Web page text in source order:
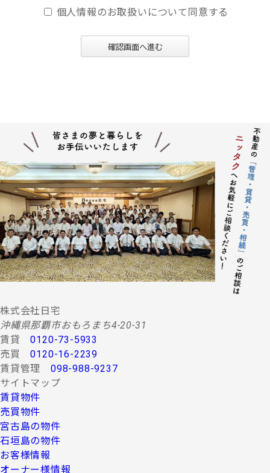
家族・同居人・不動産の所有者その他権利者
(２) 取得情報内容 住所・氏名・性別・生年月日・年
アドレス）・自宅電話番号・個人Ｅ-mail アドレス
(１) 不動産の賃貸、売買、交換、及びそれらの媒介・
代理、紹介、入居申込結果等の連絡、信用情報機
関への信用照会、物件の管理等に関する契約その
他取り決め事項の履行に必要な範囲における利用
並びに当社及び当社グループ会社（アパマンショ
ップ本部及び加盟企業を含む：以下同じ）が提供
する情報・サービスの提供。
(２) 当社グループ会社によるコンサルティング、調査
等に関する契約その他取り決め事項の履行に必要
な範囲における利用並びに情報・サービスの提
供。
(３) 当社グループ会社における広告・宣伝、その他当
社グループ会社より発送されるダイレクトメール
又は、Ｅ-mail、Ｗｅｂサイト等を利用した情報サ
ービスの提供。
(４) 当社グループ会社が行う顧客動向調査、市場調
査、商品開発等の分析データ並びに広告反響等の
各種調査。
(５) 前各項に定める利用目的の達成に必要な範囲にお
ける個人情報の第三者提供。
４.お客様の個人情報の第三者への提供
第三者への提供にあたっては、機密保持のために必要な
措置を講じます。なお、上記利用目的の達成に必要な範
囲内において業務委託先に情報を提供する場合など、法
令に反しない範囲で停止請求をお受けできないことがあ
ります。 お客様の個人情報は、上記利用目的のために以
下の者に対して書面または口頭もしくはその他媒体によ
個人情報のお取扱いについて同意する
確認画面へ進む
株式会社日宅
沖縄県那覇市おもろまち4-20-31
賃貸0120-73-5933
売買0120-16-2239
賃貸管理 098-988-9237
サイトマップ
賃貸物件
売買物件
宮古島の物件
石垣島の物件
お客様情報
オーナー様情報